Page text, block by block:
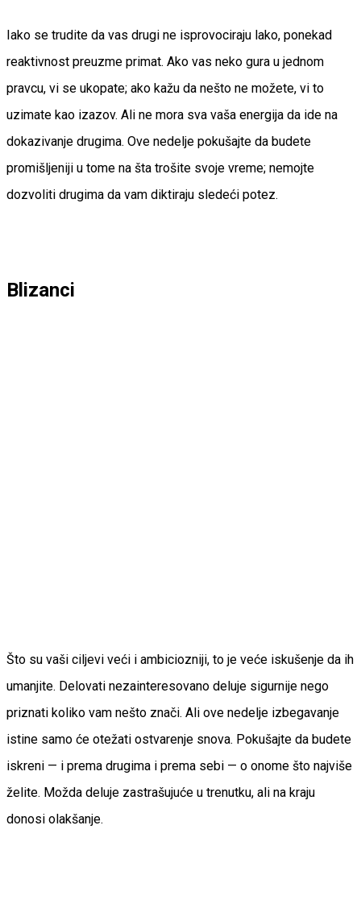
Iako se trudite da vas drugi ne isprovociraju lako, ponekad
reaktivnost preuzme primat. Ako vas neko gura u jednom
pravcu, vi se ukopate; ako kažu da nešto ne možete, vi to
uzimate kao izazov. Ali ne mora sva vaša energija da ide na
dokazivanje drugima. Ove nedelje pokušajte da budete
promišljeniji u tome na šta trošite svoje vreme; nemojte
dozvoliti drugima da vam diktiraju sledeći potez.
Blizanci
Što su vaši ciljevi veći i ambiciozniji, to je veće iskušenje da ih
umanjite. Delovati nezainteresovano deluje sigurnije nego
priznati koliko vam nešto znači. Ali ove nedelje izbegavanje
istine samo će otežati ostvarenje snova. Pokušajte da budete
iskreni — i prema drugima i prema sebi — o onome što najviše
želite. Možda deluje zastrašujuće u trenutku, ali na kraju
donosi olakšanje.